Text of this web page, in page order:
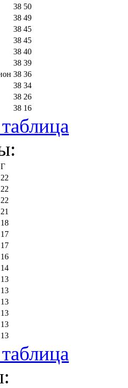
38 50
38 49
38 45
38 45
38 40
38 39
38 36
38 34
38 26
38 16
Г
22
22
22
21
18
17
17
16
14
13
13
13
13
13
13